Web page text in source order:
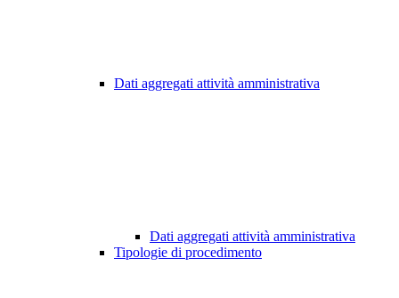
Dati aggregati attività amministrativa
Dati aggregati attività amministrativa
Tipologie di procedimento